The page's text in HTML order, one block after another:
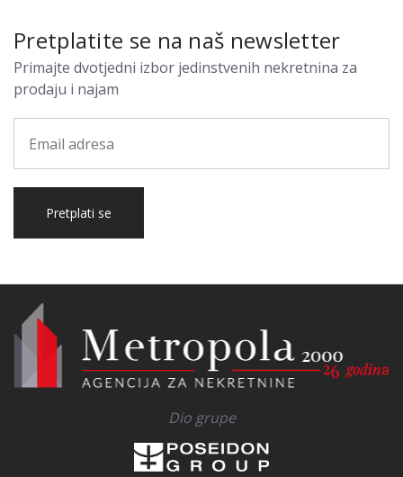
Pretplatite se na naš newsletter
Primajte dvotjedni izbor jedinstvenih nekretnina za
prodaju i najam
Pretplati se
Dio grupe